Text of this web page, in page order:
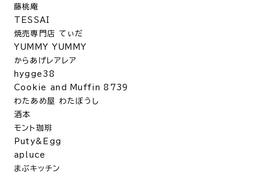
藤桃庵
TESSAI
焼売専門店 てぃだ
YUMMY YUMMY
からあげレアレア
hygge38
Cookie and Muffin 8739
わたあめ屋 わたぼうし
酒本
モント珈琲
Puty&Egg
apluce
まぶキッチン